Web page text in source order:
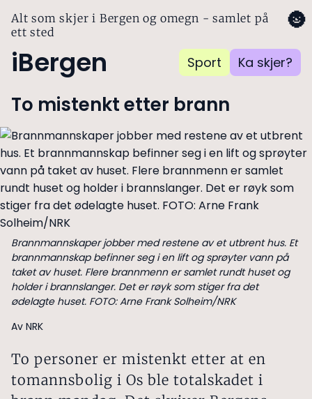
Alt som skjer i Bergen og omegn - samlet på
ett sted
iBergen Sport Ka skjer?
🌚
To mistenkt etter brann
Brannmannskaper jobber med restene av et utbrent hus. Et
brannmannskap befinner seg i en lift og sprøyter vann på
taket av huset. Flere brannmenn er samlet rundt huset og
holder i brannslanger. Det er røyk som stiger fra det
ødelagte huset. FOTO: Arne Frank Solheim/NRK
Av NRK
To personer er mistenkt etter at en
tomannsbolig i Os ble totalskadet i